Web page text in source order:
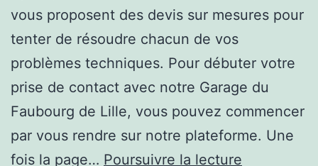
vous proposent des devis sur mesures pour
tenter de résoudre chacun de vos
problèmes techniques. Pour débuter votre
prise de contact avec notre Garage du
Faubourg de Lille, vous pouvez commencer
par vous rendre sur notre plateforme. Une
fois la page… Poursuivre la lecture